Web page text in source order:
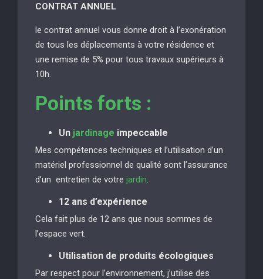
CONTRAT ANNUEL
le contrat annuel vous donne droit à l’exonération
de tous les déplacements à votre résidence et
une remise de 5% pour tous travaux supérieurs à
10h.
Points forts :
Un jardinage impeccable
Mes compétences techniques et l’utilisation d’un
matériel professionnel de qualité sont l’assurance
d’un entretien de votre jardin
12 ans d’expérience
Cela fait plus de 12 ans que nous sommes de
l’espace vert.
Utilisation de produits écologiques
Par respect pour l’environnement, j’utilise des